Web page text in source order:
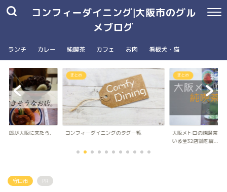
コンフィーダイニング|大阪市のグル
メブログ
ランチ カレー 純喫茶 カフェ お肉 看板犬・猫
グのタグ一覧
まとめ
大阪メトロの純喫茶パンフレットに載って
南森町駅・大阪天満宮駅
台湾朝食専門店wanna
ナ）のメニュ...
守口市 PR